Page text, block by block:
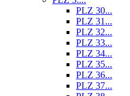
PLZ 30...
PLZ 31...
PLZ 32...
PLZ 33...
PLZ 34...
PLZ 35...
PLZ 36...
PLZ 37...